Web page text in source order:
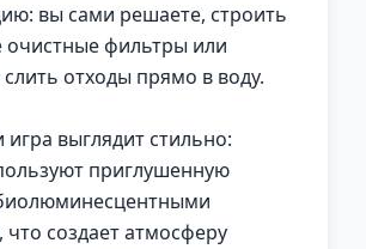
вы сами решаете, строить
очистные фильтры или
слить отходы прямо в воду.
игра выглядит стильно:
приглушенную
что создает атмосферу